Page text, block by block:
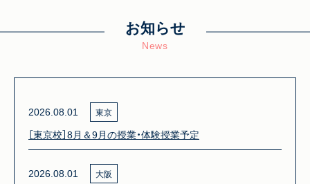
お知らせ
News
2026.08.01 東京
［東京校］8月＆9月の授業・体験授業予定
2026.08.01 大阪